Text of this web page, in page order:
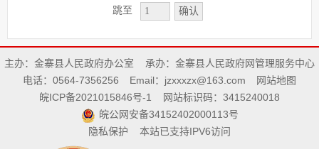
跳至 确认
主办：金寨县人民政府办公室
承办：金寨县人民政府网管理服务中心
电话：0564-7356256
Email：jzxxxzx@163.com
网站地图
皖ICP备2021015846号-1
网站标识码：3415240018
皖公网安备34152402000113号
隐私保护
本站已支持IPV6访问